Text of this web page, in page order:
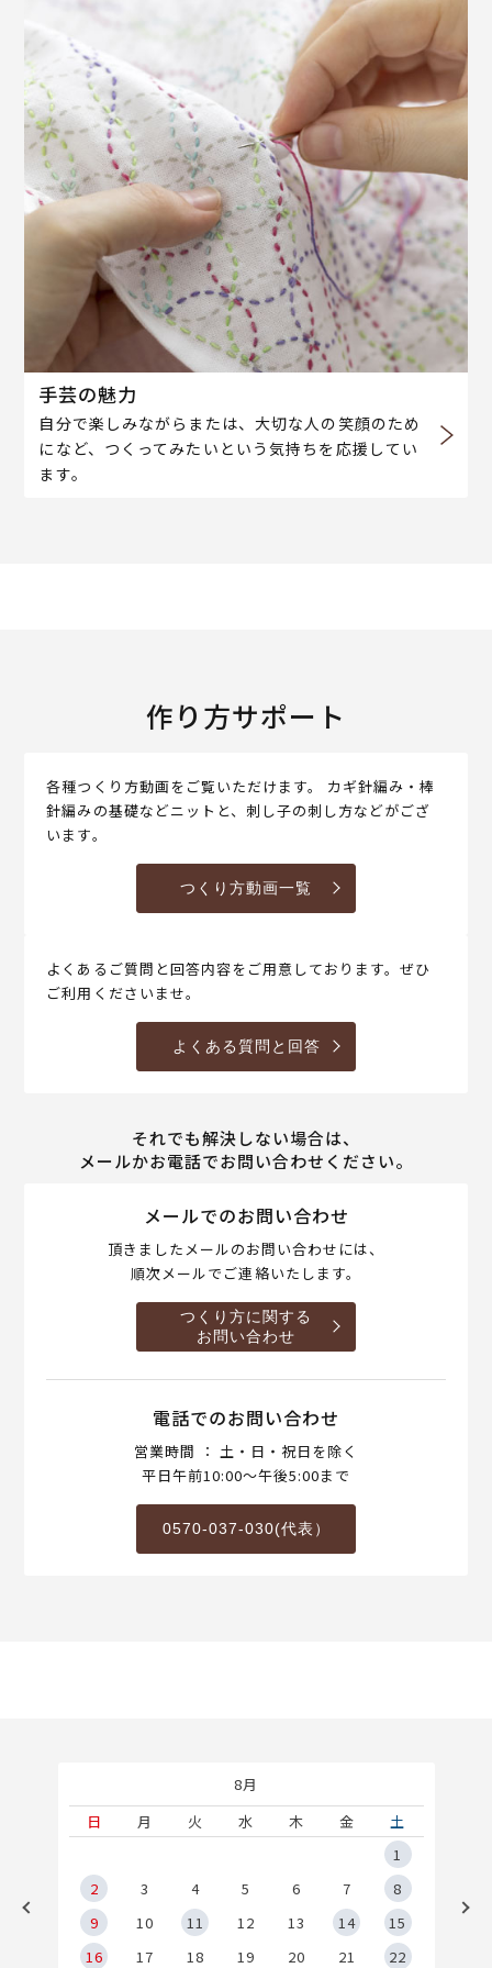
手芸の魅力
自分で楽しみながらまたは、大切な人の笑顔のため
になど、つくってみたいという気持ちを応援してい
ます。
作り方サポート
各種つくり方動画をご覧いただけます。 カギ針編み・棒
針編みの基礎などニットと、刺し子の刺し方などがござ
います。
つくり方動画一覧
よくあるご質問と回答内容をご用意しております。ぜひ
ご利用くださいませ。
よくある質問と回答
それでも解決しない場合は、
メールかお電話でお問い合わせください。
メールでのお問い合わせ
頂きましたメールのお問い合わせには、
順次メールでご連絡いたします。
つくり方に関する
お問い合わせ
電話でのお問い合わせ
営業時間 ： 土・日・祝日を除く
平日午前10:00～午後5:00まで
0570-037-030(代表）
8月
日
月 火 水 木 金
土
1
2
3 4 5 6 7
8
9
10 11 12 13 14
15
16
17 18 19 20 21
22